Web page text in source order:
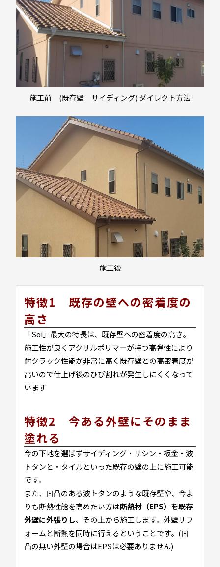
施工前 (既存壁 サイディング) ダイレクト方法
施工後
特徴1 既存の壁への密着度の
高さ
「Soi」最大の特長は、既存壁への密着度の高さ。
施工性が良くアクリルポリマーが持つ高弾性により
耐クラック性能が非常に高く既存壁との高密着度が
高いので仕上げ後のひび割れが発生しにくくなって
います
特徴2 今ある外壁にそのまま
塗れる
今の下地を選ばずサイディング・リシン・板金・波
トタンと・タイルといった既存の壁の上に施工可能
です。
また、凹凸のある波トタンのような既存壁や、今よ
りも断熱性能を高めたい方は断熱材（EPS）を既存
外壁に外張りし、その上から施工します。外壁リフ
ォームと断熱を同時に行えるということです。(凹
凸の無い外壁の場合はEPSは必要ありません)